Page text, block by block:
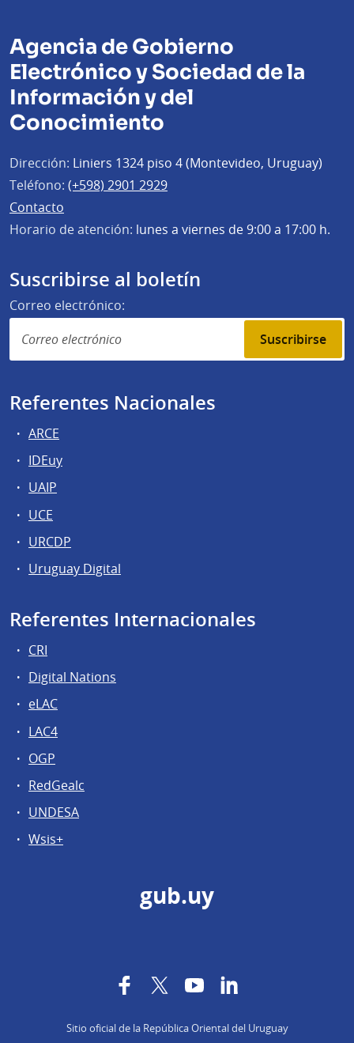
Agencia de Gobierno
Electrónico y Sociedad de la
Información y del
Conocimiento
Dirección: Liniers 1324 piso 4 (Montevideo, Uruguay)
Teléfono: (+598) 2901 2929
Contacto
Horario de atención: lunes a viernes de 9:00 a 17:00 h.
Suscribirse al boletín
Correo electrónico:
Suscribirse
Referentes Nacionales
ARCE
IDEuy
UAIP
UCE
URCDP
Uruguay Digital
Referentes Internacionales
CRI
Digital Nations
eLAC
LAC4
OGP
RedGealc
UNDESA
Wsis+
gub.uy
FacebookTwitterYouTube
Sitio oficial de la República Oriental del Uruguay